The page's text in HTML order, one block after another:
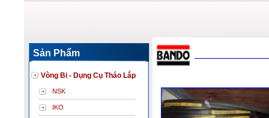
Sản Phẩm
Vòng Bi - Dụng Cụ Tháo Lắp
NSK
IKO